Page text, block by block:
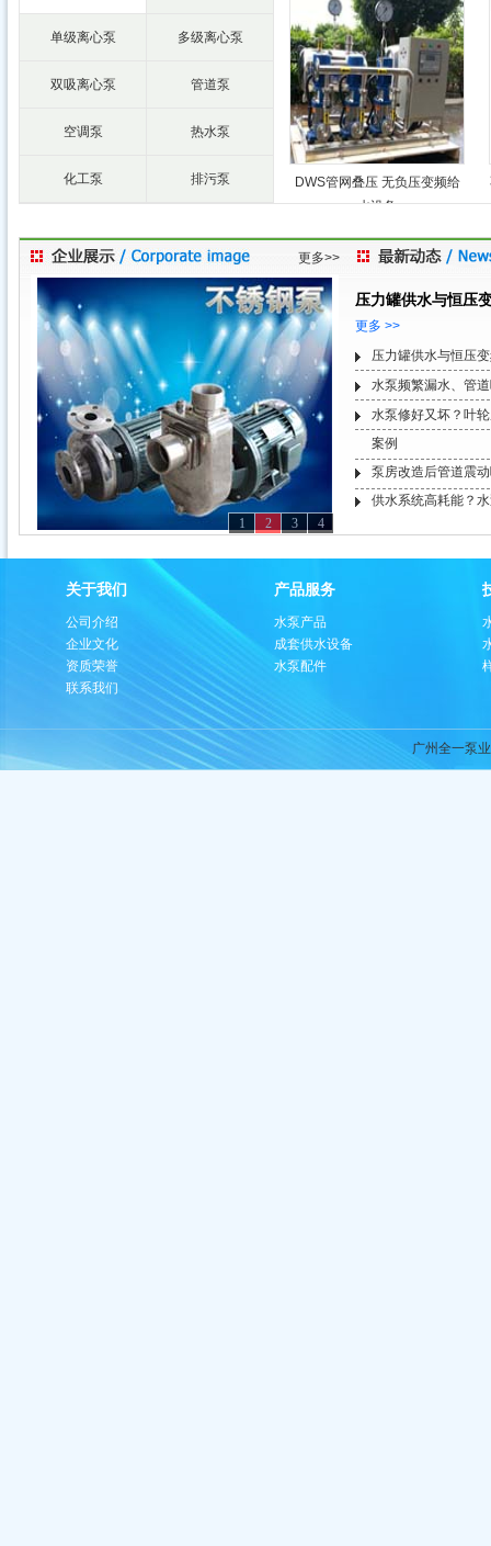
单级离心泵 多级离心泵
双吸离心泵 管道泵
空调泵 热水泵
化工泵 排污泵
DWS管网叠压 无负压变频给
水设备
更多>>
4
3
2
1
压力罐供水与恒压
更多 >>
压力罐供水与恒压
水泵频繁漏水、管
水泵修好又坏？叶
案例
泵房改造后管道震
供水系统高耗能？
关于我们
公司介绍
企业文化
资质荣誉
联系我们
产品服务
水泵产品
成套供水设备
水泵配件
广州全一泵